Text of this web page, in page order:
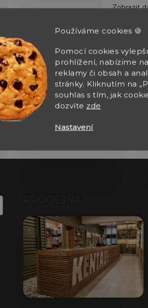
Používáme cookies 🍪
Pomocí cookies
prohlížení, nabízíme
reklamy či obsah a
stránky. Kliknutím na
souhlas s tím, jak
dozvíte zde
Nastavení
Zobrazit